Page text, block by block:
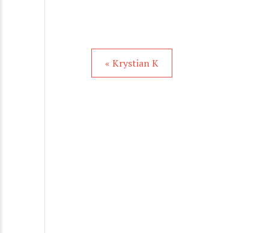
« Krystian K